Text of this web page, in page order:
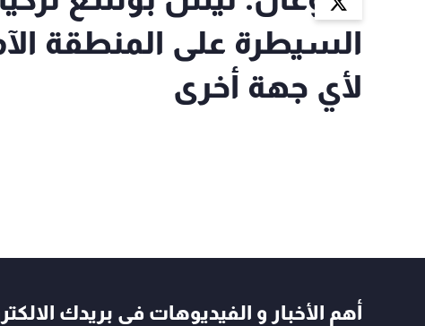
السيطرة على المنطقة
لأي جهة أخرى
أهم الأخبار و الفيديوهات في بريدك